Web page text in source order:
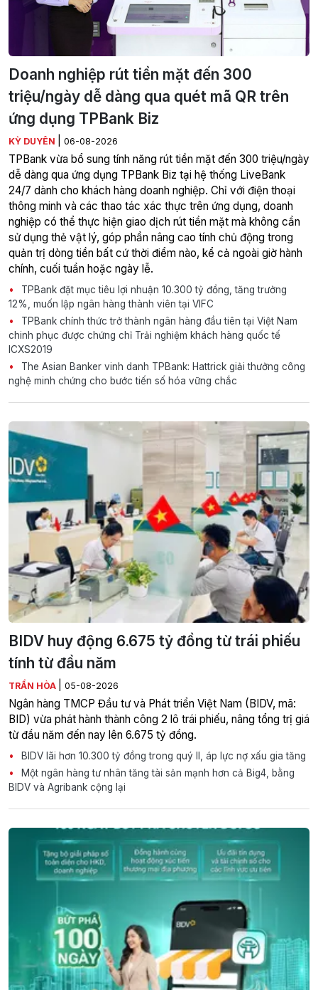
Doanh nghiệp rút tiền mặt đến 300
triệu/ngày dễ dàng qua quét mã QR trên
ứng dụng TPBank Biz
KỲ DUYÊN 06-08-2026
TPBank vừa bổ sung tính năng rút tiền mặt đến 300 triệu/ngày
dễ dàng qua ứng dụng TPBank Biz tại hệ thống LiveBank
24/7 dành cho khách hàng doanh nghiệp. Chỉ với điện thoại
thông minh và các thao tác xác thực trên ứng dụng, doanh
nghiệp có thể thực hiện giao dịch rút tiền mặt mà không cần
sử dụng thẻ vật lý, góp phần nâng cao tính chủ động trong
quản trị dòng tiền bất cứ thời điểm nào, kể cả ngoài giờ hành
chính, cuối tuần hoặc ngày lễ.
TPBank đặt mục tiêu lợi nhuận 10.300 tỷ đồng, tăng trưởng
12%, muốn lập ngân hàng thành viên tại VIFC
TPBank chính thức trở thành ngân hàng đầu tiên tại Việt Nam
chinh phục được chứng chỉ Trải nghiệm khách hàng quốc tế
ICXS2019
The Asian Banker vinh danh TPBank: Hattrick giải thưởng công
nghệ minh chứng cho bước tiến số hóa vững chắc
BIDV huy động 6.675 tỷ đồng từ trái phiếu
tính từ đầu năm
TRẦN HÒA 05-08-2026
Ngân hàng TMCP Đầu tư và Phát triển Việt Nam (BIDV, mã:
BID) vừa phát hành thành công 2 lô trái phiếu, nâng tổng trị giá
từ đầu năm đến nay lên 6.675 tỷ đồng.
BIDV lãi hơn 10.300 tỷ đồng trong quý II, áp lực nợ xấu gia tăng
Một ngân hàng tư nhân tăng tài sản mạnh hơn cả Big4, bằng
BIDV và Agribank cộng lại